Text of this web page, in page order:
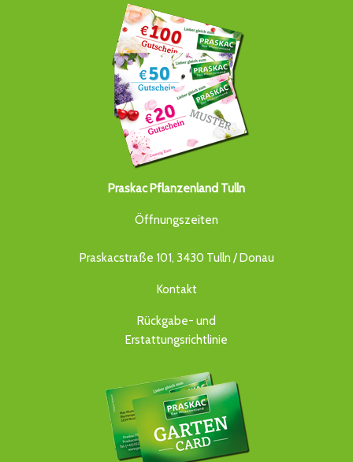
Praskac Pflanzenland Tulln
Öffnungszeiten
Praskacstraße 101, 3430 Tulln / Donau
Kontakt
Rückgabe- und
Erstattungsrichtlinie